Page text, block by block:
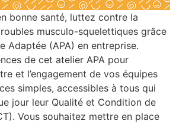
bonne santé, luttez contre la
musculo-squelettiques grâce
Adaptée (APA) en entreprise.
de cet atelier APA pour
et l’engagement de vos équipes
simples, accessibles à tous qui
jour leur Qualité et Condition de
Vous souhaitez mettre en place